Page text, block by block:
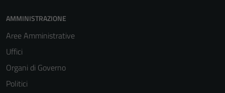
AMMINISTRAZIONE
Aree Amministrative
Uffici
Organi di Governo
Politici